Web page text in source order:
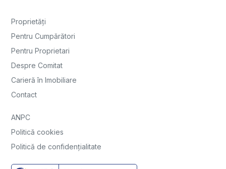
Proprietăți
Pentru Cumpărători
Pentru Proprietari
Despre Comitat
Carieră în Imobiliare
Contact
ANPC
Politică cookies
Politică de confidențialitate